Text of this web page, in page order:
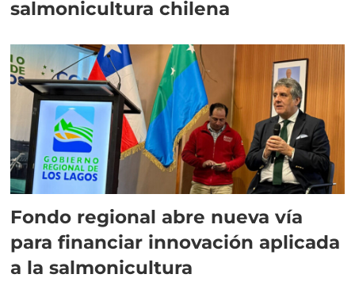
salmonicultura chilena
Fondo regional abre nueva vía
para financiar innovación aplicada
a la salmonicultura